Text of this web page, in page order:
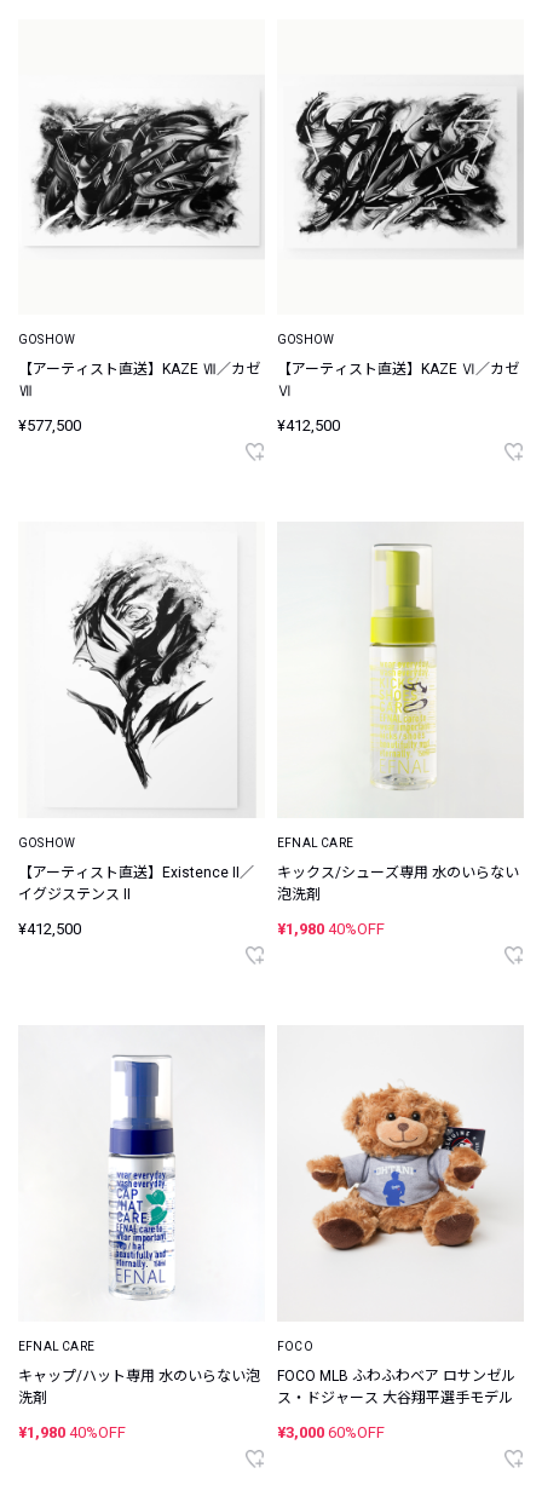
GOSHOW
【アーティスト直送】KAZE Ⅶ／カゼ
Ⅶ
¥577,500
GOSHOW
【アーティスト直送】KAZE Ⅵ／カゼ
Ⅵ
¥412,500
GOSHOW
【アーティスト直送】Existence II／
イグジステンス II
¥412,500
EFNAL CARE
キックス/シューズ専用 水のいらない
泡洗剤
¥1,980 40%OFF
EFNAL CARE
キャップ/ハット専用 水のいらない泡
洗剤
¥1,980 40%OFF
FOCO
FOCO MLB ふわふわベア ロサンゼル
ス・ドジャース 大谷翔平選手モデル
¥3,000 60%OFF